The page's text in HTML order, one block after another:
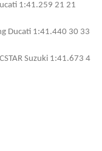
1:41.259 21 21
Ducati 1:41.440 30 33
Suzuki 1:41.673 4